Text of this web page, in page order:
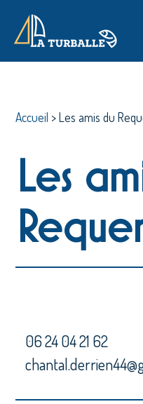
Accueil >Les amis du
Les
06 24 04 21 62